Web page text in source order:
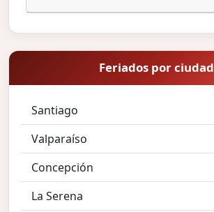
Feriados por ciudad
Santiago
Valparaíso
Concepción
La Serena